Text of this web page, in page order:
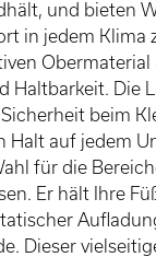
und bieten
in jedem Klima
Haltbarkeit. Die
beim
Halt auf jedem
für die
Er hält Ihre
Dieser